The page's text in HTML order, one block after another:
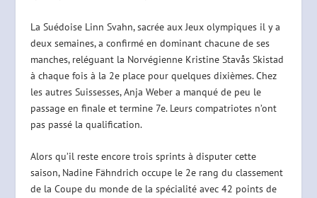
La Suédoise Linn Svahn, sacrée aux Jeux olympiques il y a
deux semaines, a confirmé en dominant chacune de ses
manches, reléguant la Norvégienne Kristine Stavås Skistad
à chaque fois à la 2e place pour quelques dixièmes. Chez
les autres Suissesses, Anja Weber a manqué de peu le
passage en finale et termine 7e. Leurs compatriotes n’ont
pas passé la qualification.
Alors qu’il reste encore trois sprints à disputer cette
saison, Nadine Fähndrich occupe le 2e rang du classement
de la Coupe du monde de la spécialité avec 42 points de